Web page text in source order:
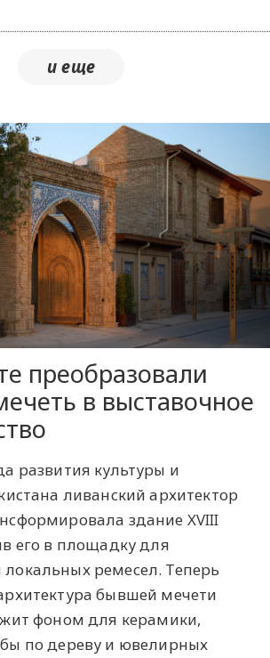
преобразовали
в выставочное
развития культуры и
ливанский архитектор
здание XVIII
его в площадку для
ремесел. Теперь
бывшей мечети
фоном для керамики,
по дереву и ювелирных